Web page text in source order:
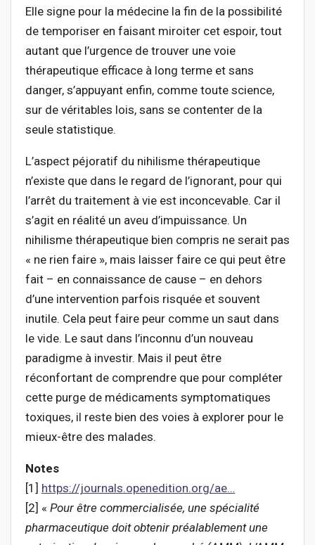
Elle signe pour la médecine la fin de la possibilité
de temporiser en faisant miroiter cet espoir, tout
autant que l’urgence de trouver une voie
thérapeutique efficace à long terme et sans
danger, s’appuyant enfin, comme toute science,
sur de véritables lois, sans se contenter de la
seule statistique.
L’aspect péjoratif du nihilisme thérapeutique
n’existe que dans le regard de l’ignorant, pour qui
l’arrêt du traitement à vie est inconcevable. Car il
s’agit en réalité un aveu d’impuissance. Un
nihilisme thérapeutique bien compris ne serait pas
« ne rien faire », mais laisser faire ce qui peut être
fait – en connaissance de cause – en dehors
d’une intervention parfois risquée et souvent
inutile. Cela peut faire peur comme un saut dans
le vide. Le saut dans l’inconnu d’un nouveau
paradigme à investir. Mais il peut être
réconfortant de comprendre que pour compléter
cette purge de médicaments symptomatiques
toxiques, il reste bien des voies à explorer pour le
mieux-être des malades.
Notes
[1] https://journals.openedition.org/ae…
[2] « Pour être commercialisée, une spécialité
pharmaceutique doit obtenir préalablement une